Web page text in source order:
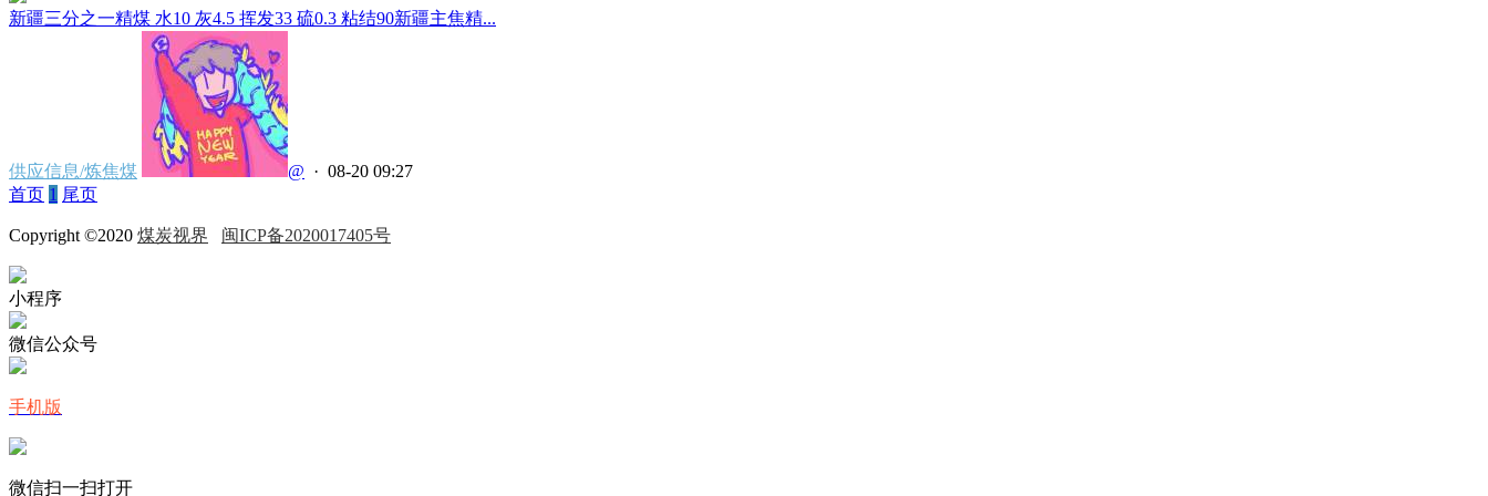
新疆三分之一精煤 水10 灰4.5 挥发33 硫0.3 粘结90新疆主焦精...
供应信息/炼焦煤 @ · 08-20 09:27
首页 1 尾页
Copyright ©2020 煤炭视界 闽ICP备2020017405号
小程序
微信公众号
手机版
微信扫一扫打开